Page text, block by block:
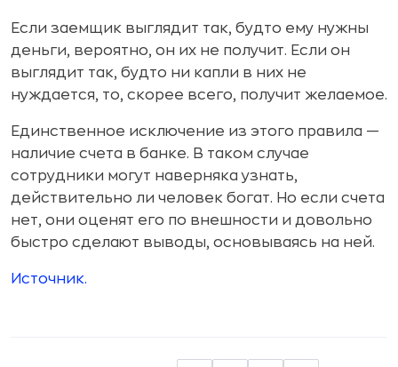
Если заемщик выглядит так, будто ему нужны
деньги, вероятно, он их не получит. Если он
выглядит так, будто ни капли в них не
нуждается, то, скорее всего, получит желаемое.
Единственное исключение из этого правила —
наличие счета в банке. В таком случае
сотрудники могут наверняка узнать,
действительно ли человек богат. Но если счета
нет, они оценят его по внешности и довольно
быстро сделают выводы, основываясь на ней.
Источник.